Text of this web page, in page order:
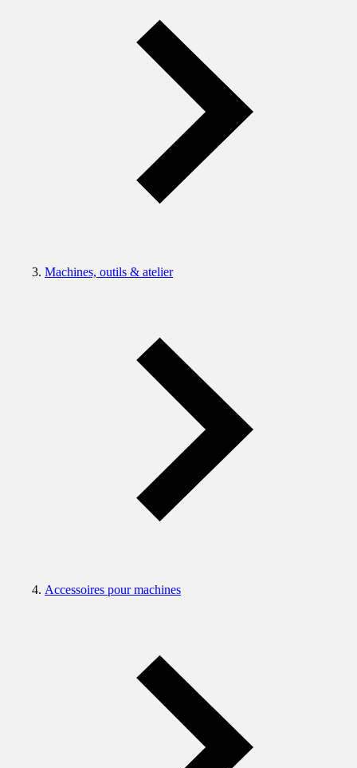
Machines, outils & atelier
Accessoires pour machines